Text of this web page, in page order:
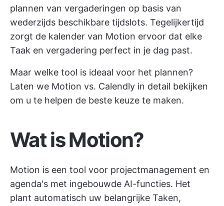
plannen van vergaderingen op basis van
wederzijds beschikbare tijdslots. Tegelijkertijd
zorgt de kalender van Motion ervoor dat elke
Taak en vergadering perfect in je dag past.
Maar welke tool is ideaal voor het plannen?
Laten we Motion vs. Calendly in detail bekijken
om u te helpen de beste keuze te maken.
Wat is Motion?
Motion is een tool voor projectmanagement en
agenda's met ingebouwde AI-functies. Het
plant automatisch uw belangrijke Taken,